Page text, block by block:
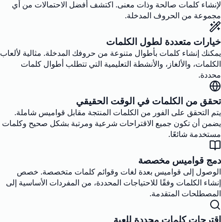
لإنشاء كلمات صالحة وذات معنى. اكتشف أفضل الاحتمالات من أي
مجموعة من الحروف المدخلة.
خيارات متعددة لطول الكلمات
يمكنك إنشاء كلمات بأطوال متنوعة من حروفك المدخلة. مثالية لألعاب
الكلمات، والألغاز، والأنشطة التعليمية التي تتطلب أطوال كلمات
محددة.
تحقق من الكلمات في الوقت الحقيقي
يتم التحقق على الفور من الكلمات المنتجة مقابل قواميس شاملة.
يضمن أن تكون جميع الاقتراحات شرعية ومرتبة بشكل صحيح وكلمات
مستخدمة شائعًا.
دمج قواميس مخصصة
الوصول إلى قواميس بعدة لغات وقوائم كلمات متخصصة. خصص
إنشاء الكلمات وفقًا للاحتياجات المحددة، من المفردات الأساسية إلى
المصطلحات المتقدمة.
اقترحات كلمات محددة للعبة